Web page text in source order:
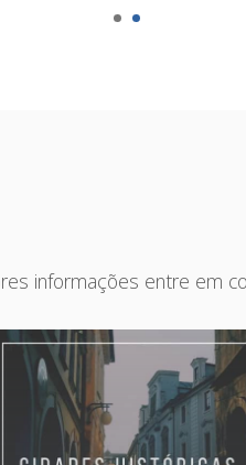
informações entre em